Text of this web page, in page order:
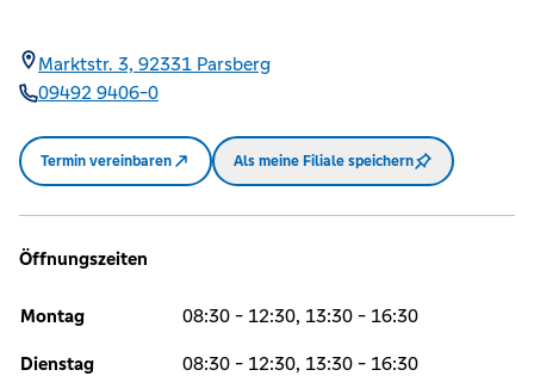
Marktstr. 3, 92331 Parsberg
09492 9406-0
Termin vereinbaren Als meine Filiale speichern
Öffnungszeiten
Montag 08:30 - 12:30, 13:30 - 16:30
Dienstag 08:30 - 12:30, 13:30 - 16:30